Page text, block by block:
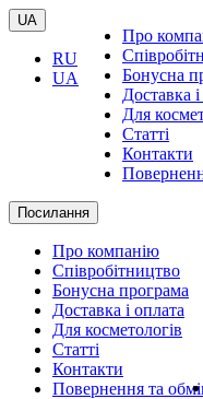
UA
RU
UA
Про
Бонусна
Доставка
Для
Статті
Контакти
Посилання
Про компанію
Співробітництво
Бонусна програма
Доставка і оплата
Для косметологів
Статті
Контакти
Повернення та